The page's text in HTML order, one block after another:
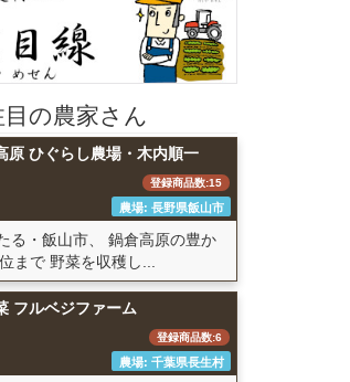
目の農家さん
原 ひぐらし農場・木内順一
登録商品数:15
農場: 長野県飯山市
る・飯山市、 鍋倉高原の豊か
まで 野菜を収穫し...
フルベジファーム
登録商品数:6
農場: 千葉県長生村